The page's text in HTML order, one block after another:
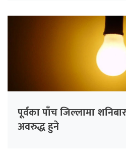
पूर्वका पाँच जिल्लामा
अवरुद्ध हुने